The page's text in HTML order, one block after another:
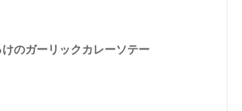
けのガーリックカレーソテー